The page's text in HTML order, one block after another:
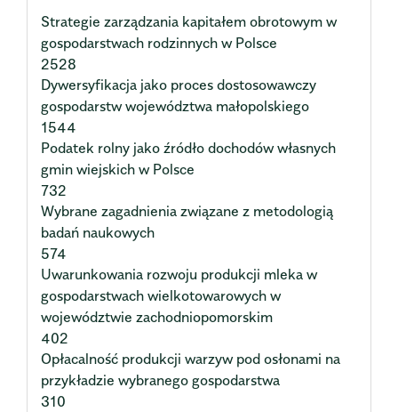
Strategie zarządzania kapitałem obrotowym w
gospodarstwach rodzinnych w Polsce
2528
Dywersyfikacja jako proces dostosowawczy
gospodarstw województwa małopolskiego
1544
Podatek rolny jako źródło dochodów własnych
gmin wiejskich w Polsce
732
Wybrane zagadnienia związane z metodologią
badań naukowych
574
Uwarunkowania rozwoju produkcji mleka w
gospodarstwach wielkotowarowych w
województwie zachodniopomorskim
402
Opłacalność produkcji warzyw pod osłonami na
przykładzie wybranego gospodarstwa
310